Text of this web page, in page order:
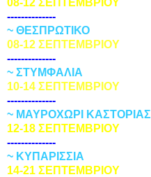
--------------
~ ΘΕΣΠΡΩΤΙΚΟ
08-12 ΣΕΠΤΕΜΒΡΙΟΥ
--------------
~ ΣΤΥΜΦΑΛΙΑ
10-14 ΣΕΠΤΕΜΒΡΙΟΥ
--------------
~ ΜΑΥΡΟΧΩΡΙ ΚΑΣΤΟΡΙΑΣ
12-18 ΣΕΠΤΕΜΒΡΙΟΥ
--------------
~ ΚΥΠΑΡΙΣΣΙΑ
14-21 ΣΕΠΤΕΜΒΡΙΟΥ